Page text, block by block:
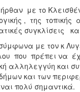
με το
, της τοπικής
συγκλίσεις
με τον κ
που πρέπει να
αλληλεγγύη και
και των
πολύ σημαντικά.